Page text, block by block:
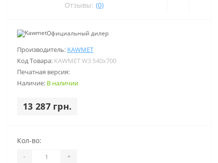
Отзывы: (0)
Производитель: KAWMET
Код Товара: KAWMET W3 540x700
Печатная версия:
Наличие: В наличии
13 287 грн.
Официальный дилер
Кол-во:
- +